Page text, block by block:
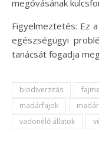
megóvásának
Figyelmeztetés: Ez
egészségügyi
tanácsát fogadja
biodiverzitás
madárfajok
vadonélő állatok